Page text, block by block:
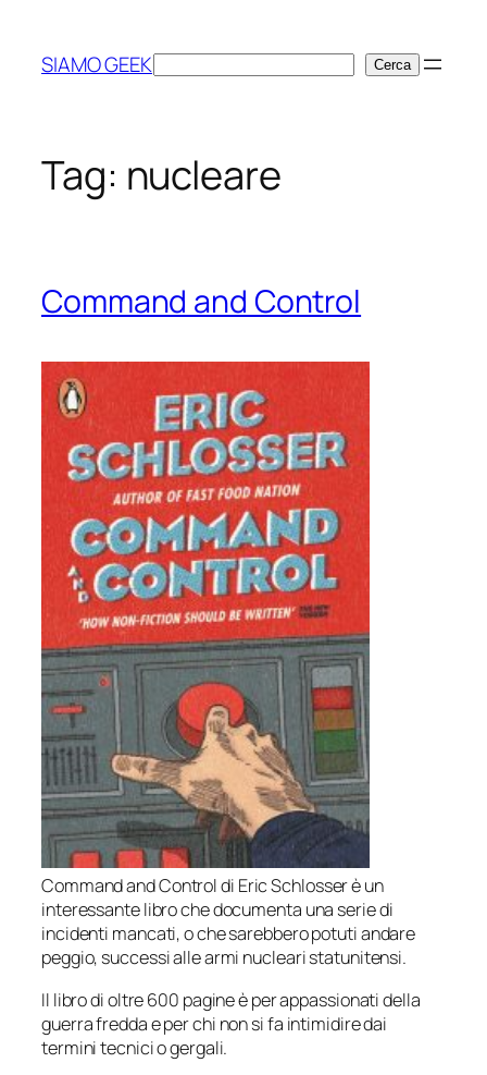
contenuto
SIAMO GEEKCerca Cerca
Tag: nucleare
Command and Control
Command and Controldi Eric Schlosser è un
interessante libro che documenta una serie di
incidenti mancati, o che sarebbero potuti andare
peggio, successi alle armi nucleari statunitensi.
Il libro di oltre 600 pagine è per appassionati della
guerra fredda e per chi non si fa intimidire dai
termini tecnici o gergali.